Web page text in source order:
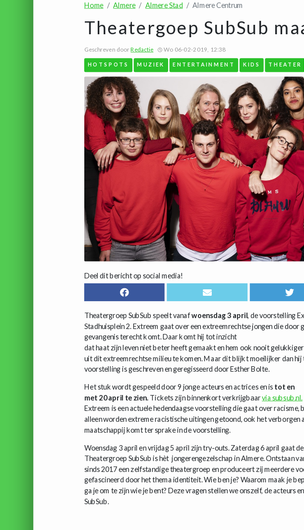
Home Almere Almere Stad Almere Centrum
Theatergoep SubSub
Geschreven doorRedactie Wo 06-02-2019, 12:38
HOTSPOTS MUZIEK ENTERTAINMENT KIDS THEATER
Deel dit bericht op social media!
Theatergroep SubSub speelt vanafwoensdag 3 april, de voorstelling
Stadhuisplein 2. Extreem gaat over een extreemrechtse jongen die door
gevangenis terecht komt. Daar komt hij tot inzicht
dat haat zijn leven niet beter heeft gemaakt en hem ook nooit
uit dit extreemrechtse milieu te komen. Maar dit blijkt moeilijker dan hij
voorstelling is geschreven en geregisseerd door Esther Bolte.
Het stuk wordt gespeeld door 9 jonge acteurs en actrices en is tot en
met 20 april te zien. Tickets zijn binnenkort verkrijgbaarvia subsub.nl.
Extreem is een actuele hedendaagse voorstelling die gaat over
alleen worden extreme racistische uitingen getoond, ook het verborgen
maatschappij komt ter sprake in de voorstelling.
Woensdag 3 april en vrijdag 5 april zijn try-outs. Zaterdag 6 april gaat
Theatergroep SubSub is hèt jongerengezelschap in Almere. Ontstaan
sinds 2017 een zelfstandige theatergroep en produceert zij meerdere
gefascineerd door het thema identiteit. Wie ben je? Waarom maak je
ga je om te zijn wie je bent? Deze vragen stellen we onszelf, de acteurs
SubSub.